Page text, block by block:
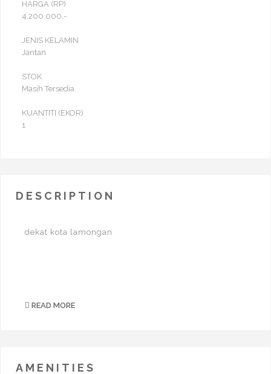
HARGA (RP)
4.200.000,-
JENIS KELAMIN
Jantan
STOK
Masih Tersedia
KUANTITI (EKOR)
1
DESCRIPTION
dekat kota lamongan
READ MORE
AMENITIES